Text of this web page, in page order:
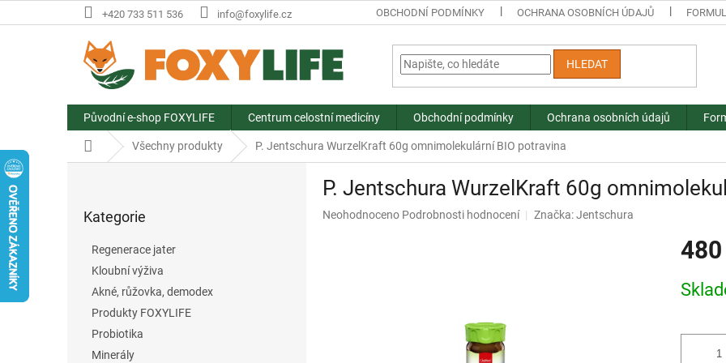
na
+420 733 511 536 info@foxylife.cz OBCHODNÍ PODMÍNKY OCHRANA OSOBNÍCH ÚDAJŮ
HLEDAT
Původní e-shop FOXYLIFE Centrum celostní medicíny Obchodní podmínky Ochrana osobních údajů
Domů Všechny produkty P. Jentschura WurzelKraft 60g omnimolekulární BIO potravina
kategorie
Kategorie
Regenerace jater
Kloubní výživa
Akné, růžovka, demodex
Produkty FOXYLIFE
Probiotika
Minerály
P. Jentschura WurzelKraft 60g
Průměrné
Neohodnoceno Podrobnosti hodnocení Značka:Jentschura
cena: